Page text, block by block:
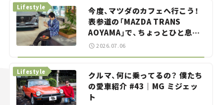
今度、マツダのカフェへ行こう！
表参道の「MAZDA TRANS
AOYAMA」で、ちょっとひと息。
——連載｜CCGとクルマでどうす
Lifestyle
2026.07.06
クルマ、何に乗ってるの？ 僕たち
の愛車紹介 #43｜MG ミジェッ
ト
Lifestyle